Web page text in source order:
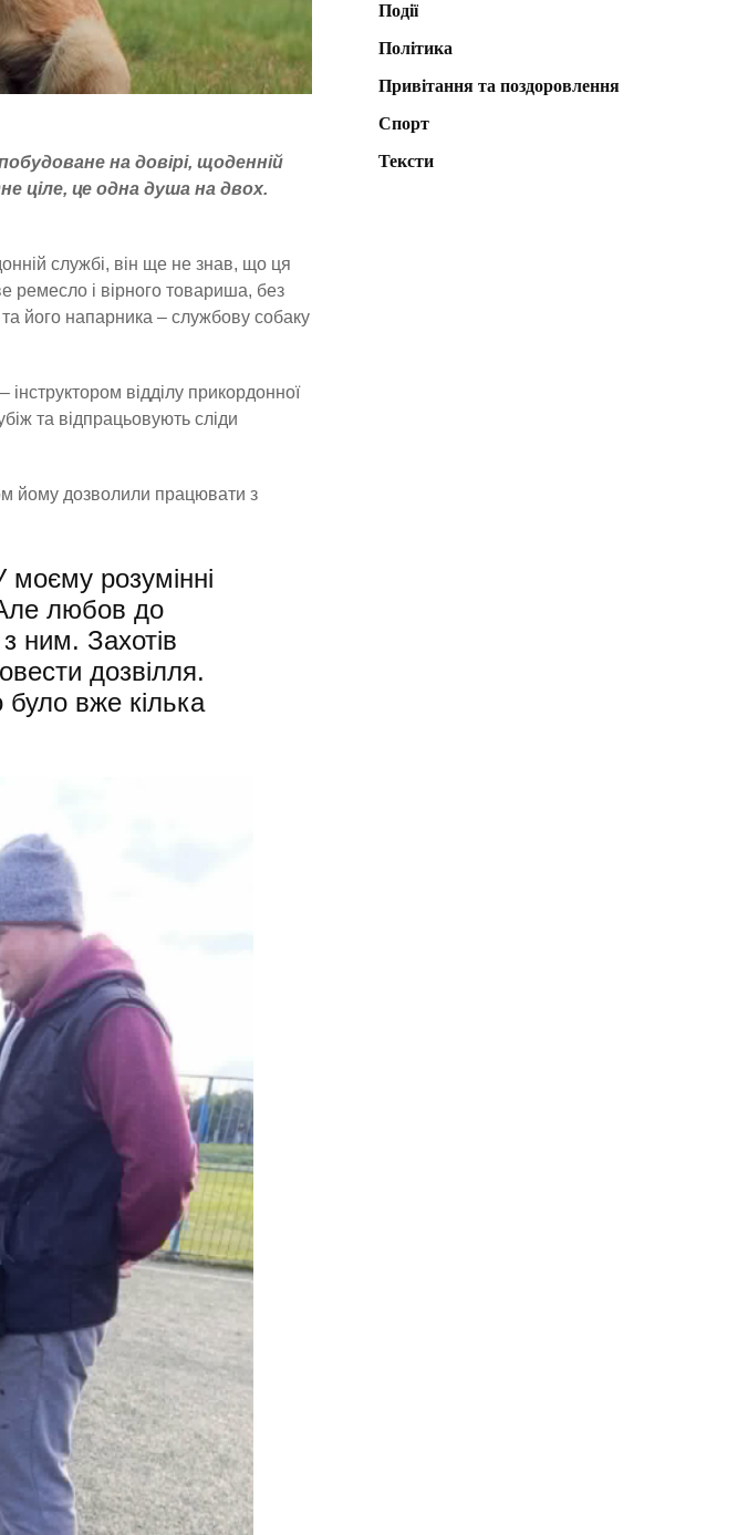
на довірі, щоденній
ціле, це одна душа на двох.
службі, він ще не знав, що ця
ремесло і вірного товариша, без
його напарника – службову собаку
відділу прикордонної
та відпрацьовують сліди
йому дозволили працювати з
моєму розумінні
любов до
ним. Захотів
дозвілля.
вже кілька
Події
Політика
Привітання та поздоровлення
Спорт
Тексти